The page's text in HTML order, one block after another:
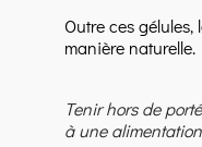
Outre ces gélules,
manière naturelle.
Tenir hors de
à une